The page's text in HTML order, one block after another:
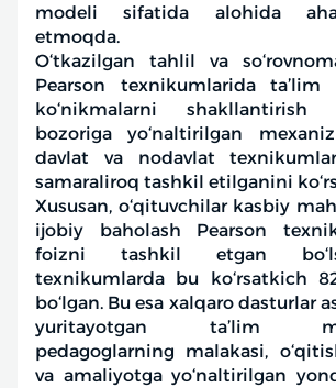
modeli sifatida alohida
etmoqda.
O‘tkazilgan tahlil va
Pearson texnikumlarida
ko‘nikmalarni
bozoriga yo‘naltirilgan
davlat va nodavlat
samaraliroq tashkil etilganini
Xususan, o‘qituvchilar kasbiy
ijobiy baholash Pearson
foizni tashkil etgan
texnikumlarda bu ko‘rsatkich
bo‘lgan. Bu esa xalqaro dasturlar
yuritayotgan ta’lim
pedagoglarning malakasi,
va amaliyotga yo‘naltirilgan